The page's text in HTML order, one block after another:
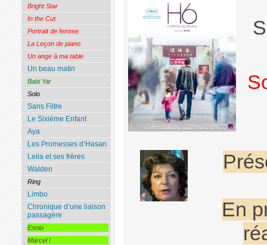
En
Bright Star
In the Cut
Portrait de femme
La Leçon de piano
Un ange à ma table
Un beau matin
Babi Yar
Solo
Sans Filtre
Le Sixième Enfant
Aya
Les Promesses d’Hasan
Leila et ses frères
Walden
Ring
Limbo
Chronique d’une liaison
passagère
Ennio
Marcel !